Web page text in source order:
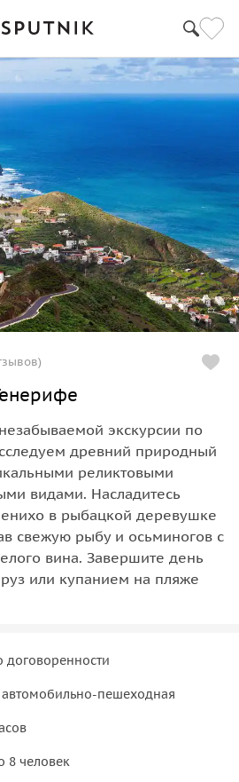
экскурсии по
древний природный
реликтовыми
видами. Насладитесь
в рыбацкой деревушке
свежую рыбу и осьминогов с
вина. Завершите день
или купанием на пляже
договоренности
пешеходная
8 человек